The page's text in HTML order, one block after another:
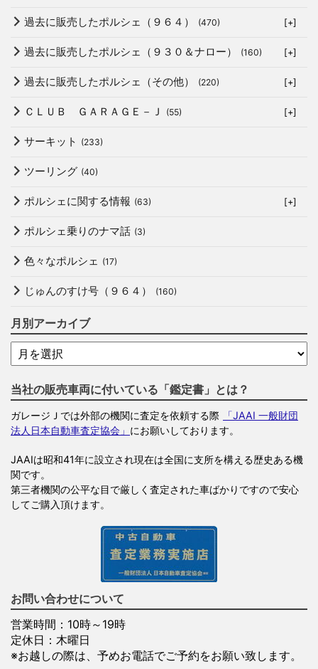
過去に販売したポルシェ（９６４） (470) [+]
過去に販売したポルシェ（９３０＆ナロー） (160) [+]
過去に販売したポルシェ（その他） (220) [+]
ＣＬＵＢ ＧＡＲＡＧＥ－Ｊ (55) [+]
サーキット (233)
ツーリング (40)
ポルシェに関する情報 (63) [+]
ポルシェ乗りのナマ話 (3)
色々なポルシェ (17)
じゅんのすけ号（９６４） (160)
月別アーカイブ
当社の販売車両に付いている「鑑定書」とは？
ガレージＪでは外部の機関に査定を依頼する際
「JAAI 一般財団
法人日本自動車査定協会」 にお願いしております。
JAAIは昭和41年に設立され現在は全国に支所を構える歴史ある機
関です。
第三者機関の公平な目で厳しく査定された車ばかりですので安心
してご購入頂けます。
お問い合わせについて
営業時間：10時～19時
定休日：木曜日
※お越しの際は、予めお電話でご予約をお願い致します。